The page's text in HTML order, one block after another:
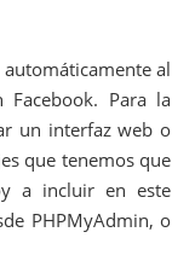
automáticamente al
Para la
un interfaz web o
que tenemos que
a incluir en este
PHPMyAdmin, o